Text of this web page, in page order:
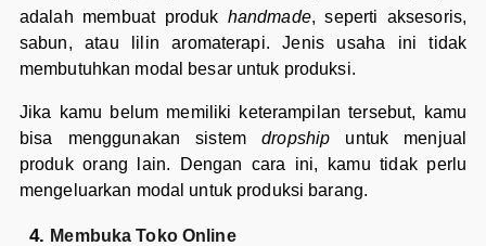
adalah membuat produk handmade, seperti aksesoris,
sabun, atau lilin aromaterapi. Jenis usaha ini tidak
membutuhkan modal besar untuk produksi.
Jika kamu belum memiliki keterampilan tersebut, kamu
bisa menggunakan sistemdropship untuk menjual
produk orang lain. Dengan cara ini, kamu tidak perlu
mengeluarkan modal untuk produksi barang.
Membuka Toko Online